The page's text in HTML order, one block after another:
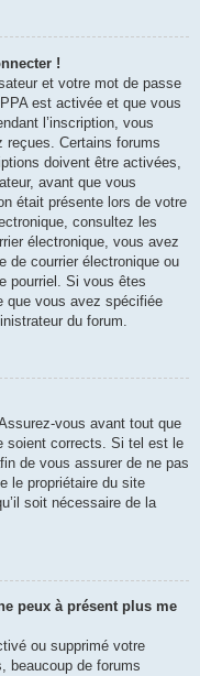
!
et votre mot de passe
est activée et que vous
l’inscription, vous
Certains forums
doivent être activées,
avant que vous
était présente lors de votre
consultez les
électronique, vous avez
de courrier électronique ou
pourriel. Si vous êtes
que vous avez spécifiée
du forum.
vous avant tout que
soient corrects. Si tel est le
de vous assurer de ne pas
le propriétaire du site
soit nécessaire de la
peux à présent plus me
ou supprimé votre
beaucoup de forums